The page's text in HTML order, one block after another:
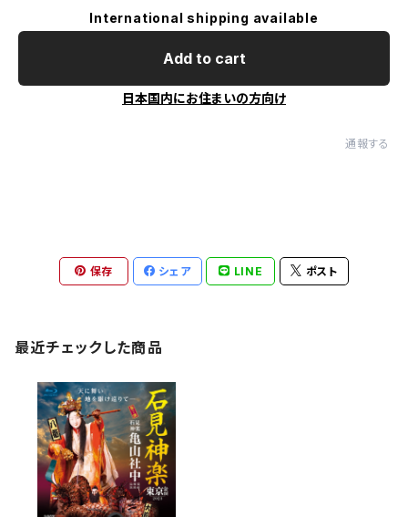
International shipping available
Add to cart
日本国内にお住まいの方向け
通報する
保存 シェア LINE ポスト
最近チェックした商品